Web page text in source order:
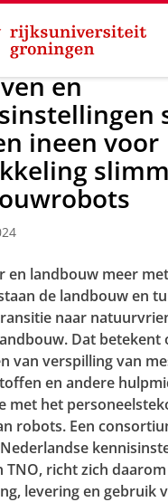
Actueel Nieuws
en
ineen voor
en landbouw meer
de landbouw en
naar
Dat betekent
van verspilling van
en andere
met het
robots. Een
TNO, richt zich
levering en gebruik